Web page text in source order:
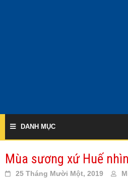
DANH MỤC
Mùa sương xứ Huế
25 Tháng Mười Một, 2019